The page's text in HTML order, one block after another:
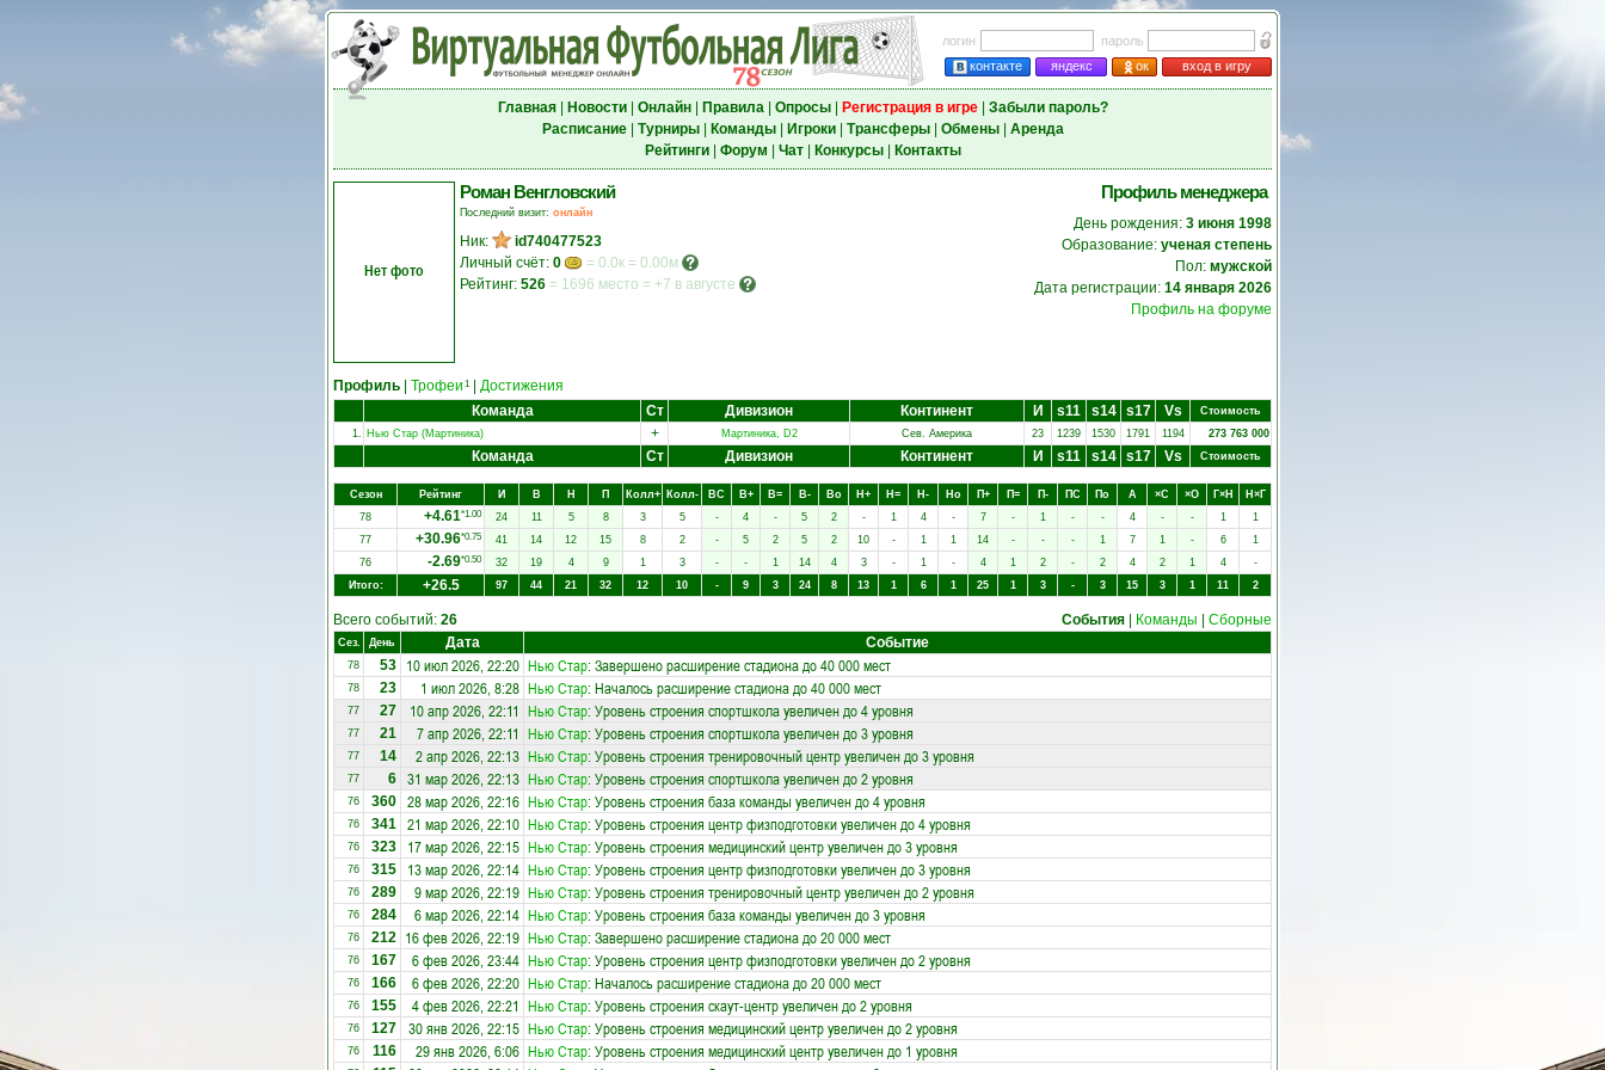
логин
пароль
контакте
яндекс ок вход в игру
Главная| Новости| Онлайн| Правила| Опросы| Регистрация в игре| Забыли пароль?
Расписание| Турниры| Команды| Игроки| Трансферы| Обмены| Аренда
Рейтинги| Форум Чат| Конкурсы| Контакты
Нет фото
Роман Венгловский
Последний визит: онлайн
Ник:
id740477523
Личный счёт: 0
= 0.0к = 0.00м
Рейтинг: 526 = 1696 место = +7 в августе
Профиль менеджера
День рождения: 3 июня 1998
Образование: ученая степень
Пол: мужской
Дата регистрации: 14 января 2026
Профиль на форуме
Профиль Трофеи 1
Достижения
Команда
Ст Дивизион Континент И s11 s14 s17 Vs
Стоимость
1. Нью Стар (Мартиника) + Мартиника, D2 Сев. Америка 23 1239 1530 1791 1194 273 763 000
Команда Ст Дивизион Континент И s11 s14 s17 Vs Стоимость
Сезон Рейтинг И В Н П Колл+ Колл- ВC В+ В= В- Вo Н+ Н= Н- Нo П+ П= П- ПC Пo А ×C ×O Г×Н
Н×Г
78
+4.61*1.00 24 11 5 8 3 5 - 4 - 5 2 - 1 4 - 7 - 1 - - 4 - - 1
1
77
+30.96*0.75 41 14 12 15 8 2 - 5 2 5 2 10 - 1 1 14 - - - 1 7 1 - 6
1
76
-2.69*0.50 32 19 4 9 1 3 - - 1 14 4 3 - 1 - 4 1 2 - 2 4 2 1 4
-
Итого:
+26.5 97 44 21 32 12 10 - 9 3 24 8 13 1 6 1 25 1 3 - 3 15 3 1 11 2
Всего событий: 26 События Команды Сборные
Сез. День Дата Событие
78 53 10 июл 2026, 22:20 Нью Стар: Завершено расширение стадиона до 40 000 мест
78 23 1 июл 2026, 8:28 Нью Стар: Началось расширение стадиона до 40 000 мест
77 27 10 апр 2026, 22:11 Нью Стар: Уровень строения спортшкола увеличен до 4 уровня
77 21 7 апр 2026, 22:11 Нью Стар: Уровень строения спортшкола увеличен до 3 уровня
77 14 2 апр 2026, 22:13 Нью Стар: Уровень строения тренировочный центр увеличен до 3 уровня
77 6 31 мар 2026, 22:13 Нью Стар: Уровень строения спортшкола увеличен до 2 уровня
76 360 28 мар 2026, 22:16 Нью Стар: Уровень строения база команды увеличен до 4 уровня
76 341 21 мар 2026, 22:10 Нью Стар: Уровень строения центр физподготовки увеличен до 4 уровня
76 323 17 мар 2026, 22:15 Нью Стар: Уровень строения медицинский центр увеличен до 3 уровня
76 315 13 мар 2026, 22:14 Нью Стар: Уровень строения центр физподготовки увеличен до 3 уровня
76 289 9 мар 2026, 22:19 Нью Стар: Уровень строения тренировочный центр увеличен до 2 уровня
76 284 6 мар 2026, 22:14 Нью Стар: Уровень строения база команды увеличен до 3 уровня
76 212 16 фев 2026, 22:19 Нью Стар: Завершено расширение стадиона до 20 000 мест
76 167 6 фев 2026, 23:44 Нью Стар: Уровень строения центр физподготовки увеличен до 2 уровня
76 166 6 фев 2026, 22:20 Нью Стар: Началось расширение стадиона до 20 000 мест
76 155 4 фев 2026, 22:21 Нью Стар: Уровень строения скаут-центр увеличен до 2 уровня
76 127 30 янв 2026, 22:15 Нью Стар: Уровень строения медицинский центр увеличен до 2 уровня
76 116 29 янв 2026, 6:06 Нью Стар: Уровень строения медицинский центр увеличен до 1 уровня